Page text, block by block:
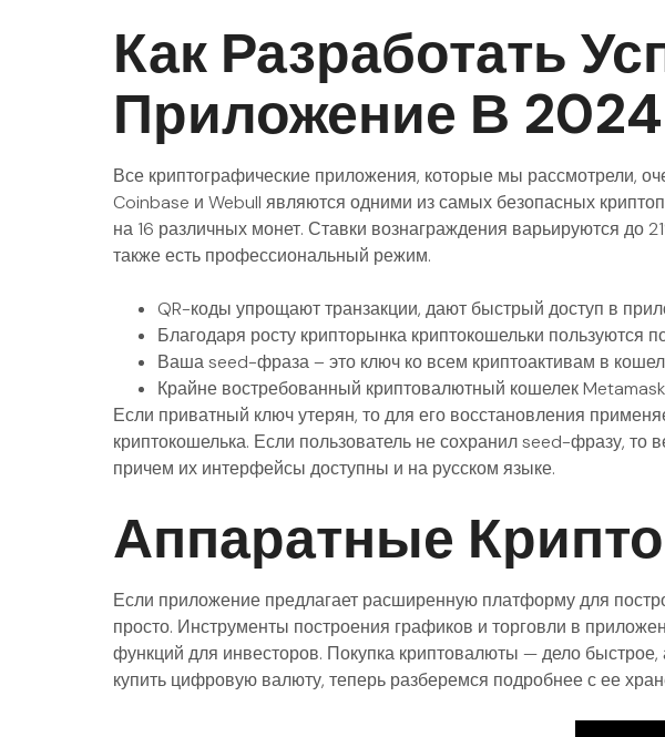
Как Разработать
Приложение В
Все криптографические приложения, которые мы рассмотрели,
Coinbase и Webull являются одними из самых безопасных
на 16 различных монет. Ставки вознаграждения варьируются
также есть профессиональный режим.
QR-коды упрощают транзакции, дают быстрый доступ в
Благодаря росту крипторынка криптокошельки
Ваша seed-фраза – это ключ ко всем криптоактивам в
Крайне востребованный криптовалютный кошелек
Если приватный ключ утерян, то для его восстановления
криптокошелька. Если пользователь не сохранил seed-фразу,
причем их интерфейсы доступны и на русском языке.
Аппаратные
Если приложение предлагает расширенную платформу для
просто. Инструменты построения графиков и торговли в
функций для инвесторов. Покупка криптовалюты — дело
купить цифровую валюту, теперь разберемся подробнее с ее